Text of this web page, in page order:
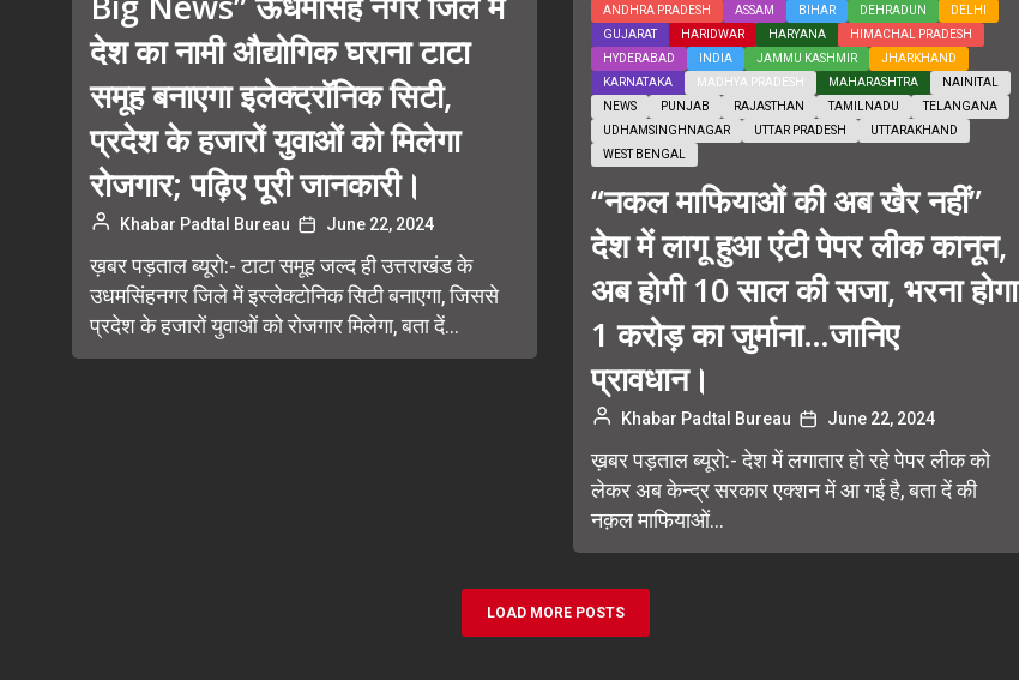
देश का नामी औद्योगिक घराना टाटा
समूह बनाएगा इलेक्ट्रॉनिक सिटी,
प्रदेश के हजारों युवाओं को मिलेगा
रोजगार; पढ़िए पूरी जानकारी।
Khabar Padtal Bureau June 22, 2024
ख़बर पड़ताल ब्यूरो:- टाटा समूह जल्द ही उत्तराखंड के
उधमसिंहनगर जिले में इस्लेक्टोनिक सिटी बनाएगा, जिससे
प्रदेश के हजारों युवाओं को रोजगार मिलेगा, बता दें...
ANDHRA PRADESH ASSAM BIHAR DEHRADUN
DELHI
GUJARAT
HARIDWAR HARYANA
HIMACHAL PRADESH
HYDERABAD
INDIA JAMMU KASHMIR
JHARKHAND
KARNATAKA
MADHYA PRADESH MAHARASHTRA
NAINITAL
NEWS
PUNJAB RAJASTHAN TAMILNADU
TELANGANA
UDHAMSINGHNAGAR
UTTAR PRADESH
UTTARAKHAND
WEST BENGAL
“नकल माफियाओं की अब खैर नहीं”
देश में लागू हुआ एंटी पेपर लीक कानून,
अब होगी 10 साल की सजा, भरना होगा
1 करोड़ का जुर्माना…जानिए
प्रावधान।
Khabar Padtal Bureau June 22, 2024
ख़बर पड़ताल ब्यूरो:- देश में लगातार हो रहे पेपर लीक को
लेकर अब केन्द्र सरकार एक्शन में आ गई है, बता दें की
नक़ल माफियाओं...
LOAD MORE POSTS